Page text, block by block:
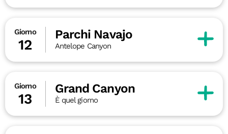
Giorno
12
Parchi Navajo
Antelope Canyon
Giorno
13
Grand Canyon
È quel giorno